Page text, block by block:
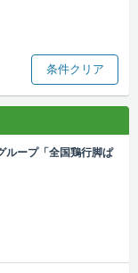
条件クリア
ループ「全国鶏行脚ぱ